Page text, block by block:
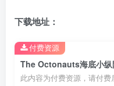
下载地址：
此内容为付费资源，请付费
付费资源